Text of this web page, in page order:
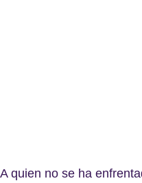
A quien no se ha